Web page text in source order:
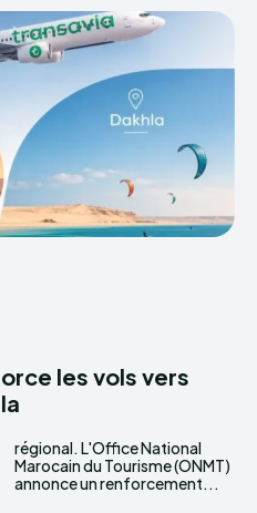
les vols vers
annonce un renforcement...